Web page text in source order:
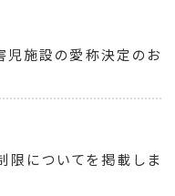
児施設の愛称決定のお
限についてを掲載しま